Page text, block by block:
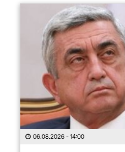
06.08.2026 - 14:00